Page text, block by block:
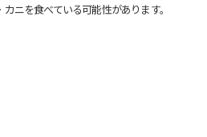
ニを食べている可能性があります。